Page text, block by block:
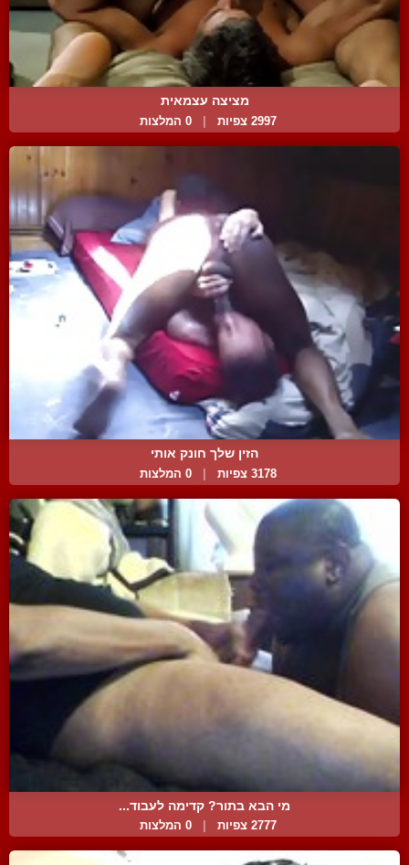
מציצה עצמאית
2997 צפיות 0 המלצות
הזין שלך חונק אותי
3178 צפיות | 0 המלצות
מי הבא בתור? קדימה לעבוד...
2777 צפיות 0 המלצות